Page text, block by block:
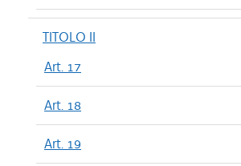
TITOLO II
Art. 17
Art. 18
Art. 19